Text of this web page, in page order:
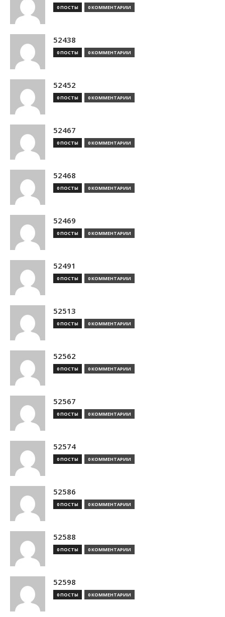
0 ПОСТЫ 0 КОММЕНТАРИИ
52438
0 ПОСТЫ 0 КОММЕНТАРИИ
52452
0 ПОСТЫ 0 КОММЕНТАРИИ
52467
0 ПОСТЫ 0 КОММЕНТАРИИ
52468
0 ПОСТЫ 0 КОММЕНТАРИИ
52469
0 ПОСТЫ 0 КОММЕНТАРИИ
52491
0 ПОСТЫ 0 КОММЕНТАРИИ
52513
0 ПОСТЫ 0 КОММЕНТАРИИ
52562
0 ПОСТЫ 0 КОММЕНТАРИИ
52567
0 ПОСТЫ 0 КОММЕНТАРИИ
52574
0 ПОСТЫ 0 КОММЕНТАРИИ
52586
0 ПОСТЫ 0 КОММЕНТАРИИ
52588
0 ПОСТЫ 0 КОММЕНТАРИИ
52598
0 ПОСТЫ 0 КОММЕНТАРИИ